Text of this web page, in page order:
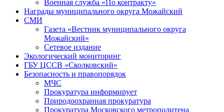
Военная служба «По контракту»
Награды муниципального округа Можайский
СМИ
Газета «Вестник муниципального округа
Можайский»
Сетевое издание
Экологический мониторинг
ГБУ ЦССВ «Сколковский»
Безопасность и правопорядок
МЧС
Прокуратура информирует
Природоохранная прокуратура
Прокуратура Московского метрополитена